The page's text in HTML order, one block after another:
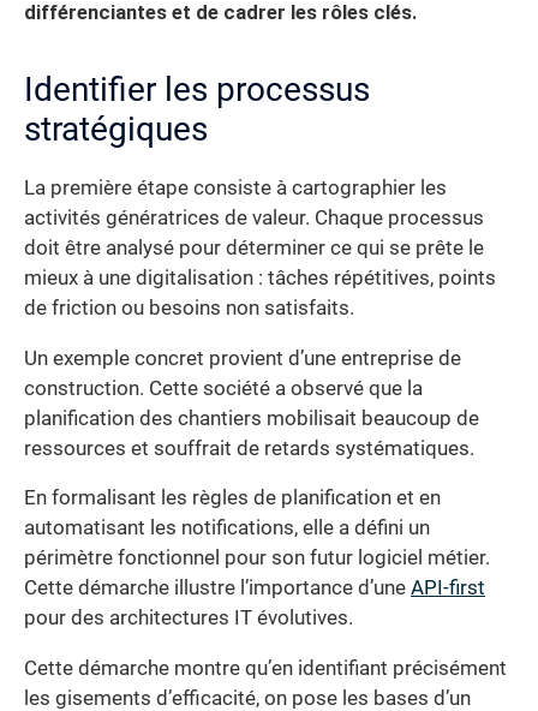
différenciantes et de cadrer les rôles clés.
Identifier les processus
stratégiques
La première étape consiste à cartographier les
activités génératrices de valeur. Chaque processus
doit être analysé pour déterminer ce qui se prête le
mieux à une digitalisation : tâches répétitives, points
de friction ou besoins non satisfaits.
Un exemple concret provient d’une entreprise de
construction. Cette société a observé que la
planification des chantiers mobilisait beaucoup de
ressources et souffrait de retards systématiques.
En formalisant les règles de planification et en
automatisant les notifications, elle a défini un
périmètre fonctionnel pour son futur logiciel métier.
Cette démarche illustre l’importance d’une API-first
pour des architectures IT évolutives.
Cette démarche montre qu’en identifiant précisément
les gisements d’efficacité, on pose les bases d’un